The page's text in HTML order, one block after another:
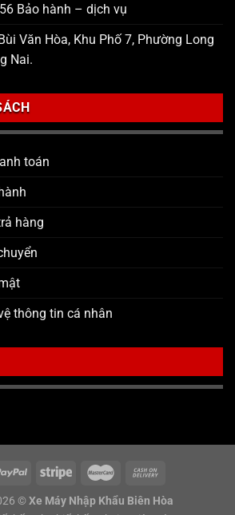
Bảo hành – dịch vụ
Văn Hòa, Khu Phố 7, Phường Long
Nai.
toán
hàng
thông tin cá nhân
© Xe Máy Nhập Khẩu Biên Hòa